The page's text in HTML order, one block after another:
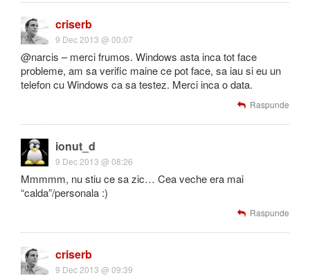
criserb
9 Dec 2013 @ 00:07
@narcis – merci frumos. Windows asta inca tot face
probleme, am sa verific maine ce pot face, sa iau si eu un
telefon cu Windows ca sa testez. Merci inca o data.
Raspunde
ionut_d
9 Dec 2013 @ 08:26
Mmmmm, nu stiu ce sa zic… Cea veche era mai
“calda”/personala :)
Raspunde
criserb
9 Dec 2013 @ 09:39